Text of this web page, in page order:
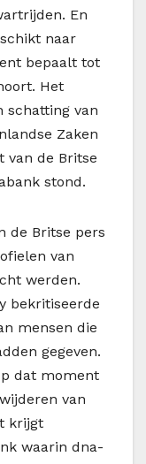
En
naar
bepaalt tot
Het
schatting van
Zaken
van de Britse
stond.
de Britse pers
van
werden.
bekritiseerde
mensen die
gegeven.
dat moment
van
krijgt
waarin dna-